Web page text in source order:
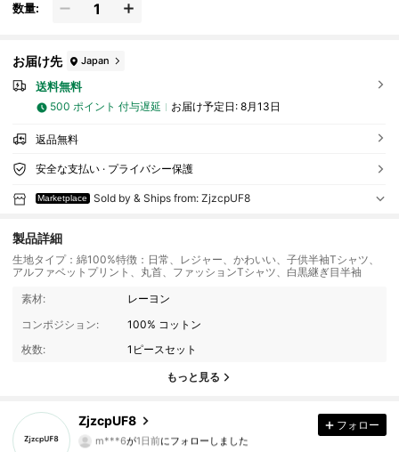
数量:
お届け先 Japan
送料無料
500 ポイント 付与遅延 お届け予定日: 8月13日
返品無料
安全な支払い · プライバシー保護
Marketplace Sold by & Ships from: ZjzcpUF8
製品詳細
生地タイプ：綿100%特徴：日常、レジャー、かわいい、子供半袖Tシャツ、
アルファベットプリント、丸首、ファッションTシャツ、白黒継ぎ目半袖
素材:
レーヨン
コンポジション:
100% コットン
枚数:
1ピースセット
もっと見る
ZjzcpUF8
4.68 28 フォロワー
m***6
4.68
28 フォロワー
フォロー